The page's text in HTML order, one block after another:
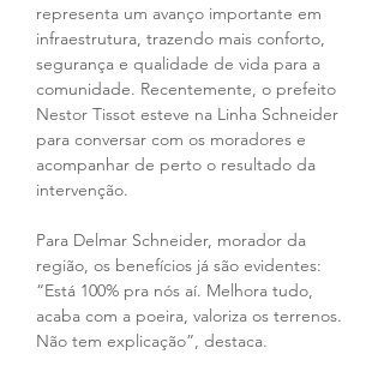
representa um avanço importante em
infraestrutura, trazendo mais conforto,
segurança e qualidade de vida para a
comunidade. Recentemente, o prefeito
Nestor Tissot esteve na Linha Schneider
para conversar com os moradores e
acompanhar de perto o resultado da
intervenção.
Para Delmar Schneider, morador da
região, os benefícios já são evidentes:
“Está 100% pra nós aí. Melhora tudo,
acaba com a poeira, valoriza os terrenos.
Não tem explicação”, destaca.